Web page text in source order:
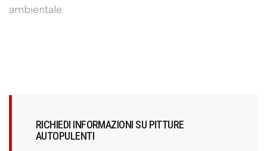
ambientale.
RICHIEDI INFORMAZIONI SU PITTURE
AUTOPULENTI